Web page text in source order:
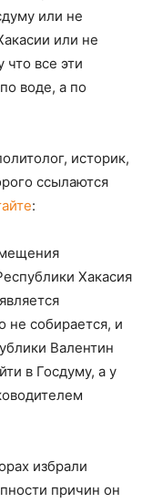
или не
или не
что все эти
воде, а по
историк,
ссылаются
:
Хакасия
не собирается, и
Валентин
в Госдуму, а у
избрали
причин он